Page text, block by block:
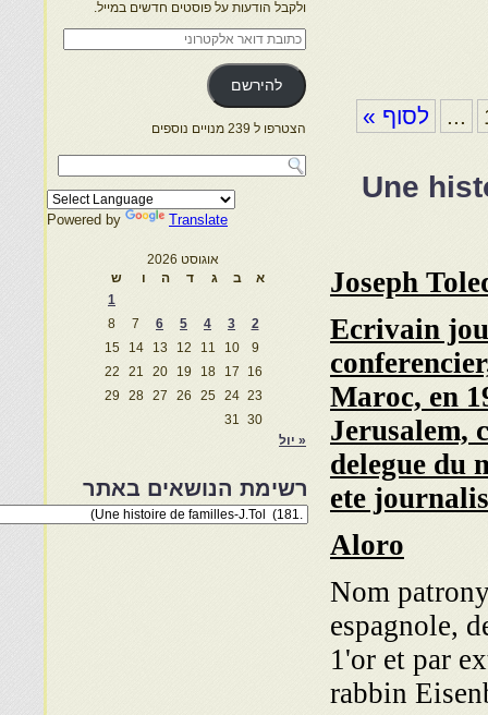
... לסוף »
.Une
Joseph
Ecrivain
Maroc, en
Jerusalem,
delegue du
ete
Aloro
Nom
espagnole,
1'or et par
rabbin
ולקבל הודעות על פוסטים חדשים במייל.
כתובת
דואר
אלקטרוני
להירשם
הצטרפו ל 239 מנויים נוספים
Powered by Translate
אוגוסט 2026
א
ב ג ד ה ו
ש
1
2
3
4
5
6
7
8
9
10
11
12
13
14
15
16
17
18
19
20
21
22
23
24
25
26
27
28
29
30
31
« יול
רשימת הנושאים באתר
רשימת
הנושאים